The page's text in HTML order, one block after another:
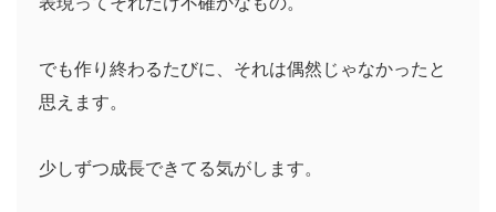
でも作り終わるたびに、それは偶然じゃなかったと
思えます。
少しずつ成長できてる気がします。